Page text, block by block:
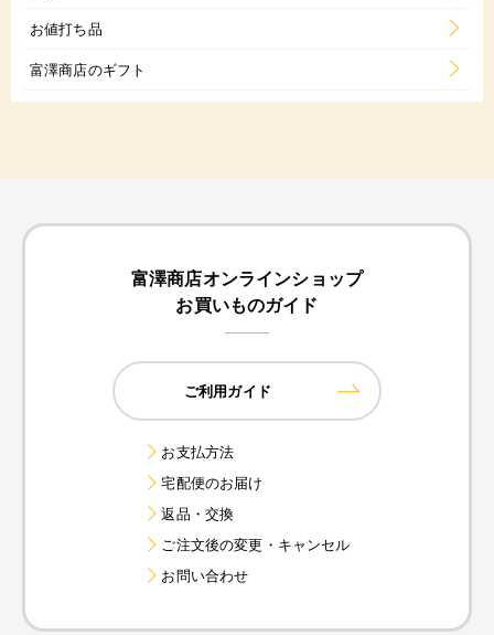
お値打ち品
富澤商店のギフト
富澤商店オンラインショップ
お買いものガイド
ご利用ガイド
お支払方法
宅配便のお届け
返品・交換
ご注文後の変更・キャンセル
お問い合わせ